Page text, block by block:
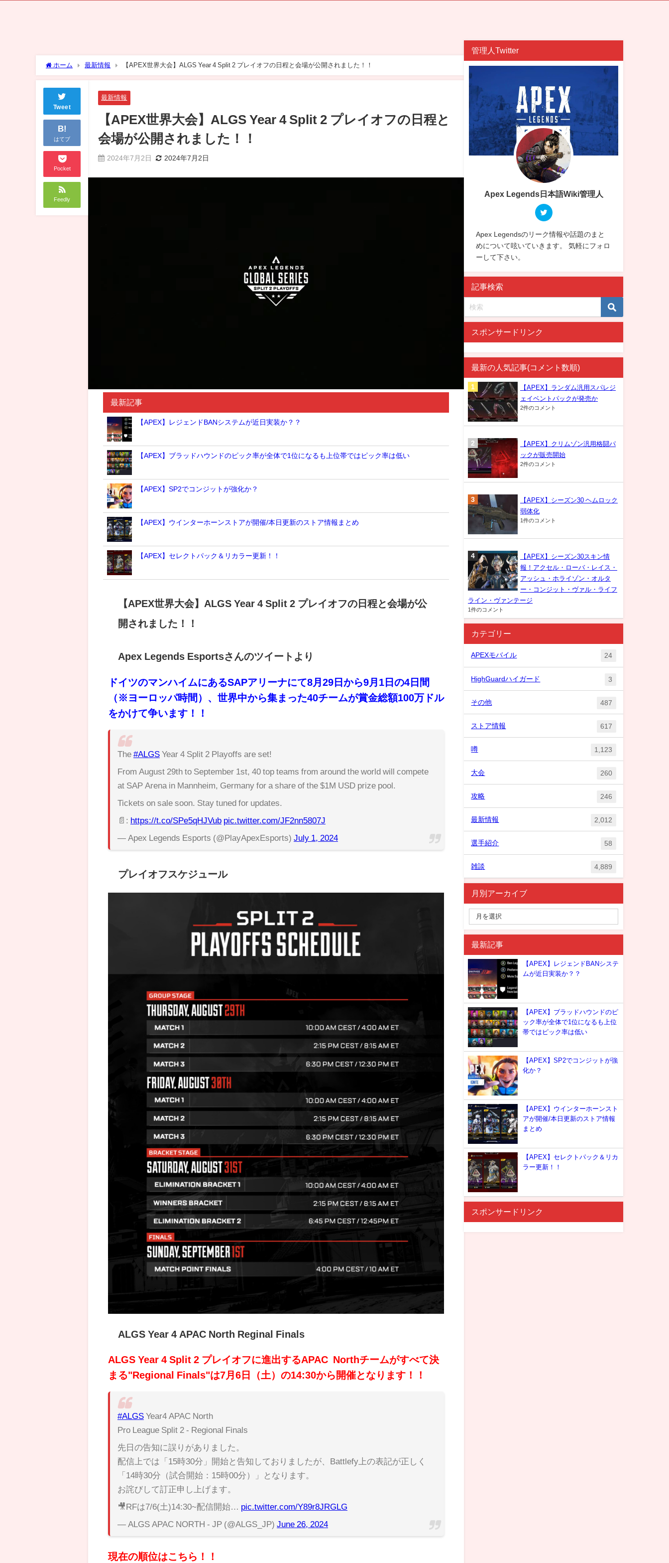
ホーム 最新情報 【APEX世界大会】ALGS Year 4 Split 2 プレイオフの日程と会場が公開されました！！
Tweet
B!
はてブ
Pocket
Feedly
最新情報
【APEX世界大会】ALGS Year 4 Split 2 プレイオフの日程と
会場が公開されました！！
2024年7月2日 2024年7月2日
最新記事
【APEX】レジェンドBANシステムが近日実装か？？
【APEX】ブラッドハウンドのピック率が全体で1位になるも上位帯ではピック率は低い
【APEX】SP2でコンジットが強化か？
【APEX】ウインターホーンストアが開催/本日更新のストア情報まとめ
【APEX】セレクトパック＆リカラー更新！！
【APEX世界大会】ALGS Year 4 Split 2 プレイオフの日程と会場が公
開されました！！
Apex Legends Esportsさんのツイートより
ドイツのマンハイムにあるSAPアリーナにて8月29日から9月1日の4日間
（※ヨーロッパ時間）、世界中から集まった40チームが賞金総額100万ドル
をかけて争います！！
The #ALGS Year 4 Split 2 Playoffs are set!
From August 29th to September 1st, 40 top teams from around the world will compete
at SAP Arena in Mannheim, Germany for a share of the $1M USD prize pool.
Tickets on sale soon. Stay tuned for updates.
📄: https://t.co/SPe5qHJVub pic.twitter.com/JF2nn5807J
— Apex Legends Esports (@PlayApexEsports) July 1, 2024
プレイオフスケジュール
ALGS Year 4 APAC North Reginal Finals
ALGS Year 4 Split 2 プレイオフに進出するAPAC Northチームがすべて決
まる"Regional Finals"は7月6日（土）の14:30から開催となります！！
#ALGS Year4 APAC North
Pro League Split 2 - Regional Finals
先日の告知に誤りがありました。
配信上では「15時30分」開始と告知しておりましたが、Battlefy上の表記が正しく
「14時30分（試合開始：15時00分）」となります。
お詫びして訂正申し上げます。
🎥RFは7/6(土)14:30~配信開始… pic.twitter.com/Y89r8JRGLG
— ALGS APAC NORTH - JP (@ALGS_JP) June 26, 2024
現在の順位はこちら！！
管理人Twitter
Apex Legends日本語Wiki管理人
Apex Legendsのリーク情報や話題のまと
めについて呟いていきます。 気軽にフォロ
ーして下さい。
記事検索
スポンサードリンク
最新の人気記事(コメント数順)
【APEX】ランダム汎用スパレジ
ェイベントパックが発売か
2件のコメント
【APEX】クリムゾン汎用格闘パ
ックが販売開始
2件のコメント
【APEX】シーズン30 ヘムロック
弱体化
1件のコメント
【APEX】シーズン30スキン情
報！アクセル・ローバ・レイス・
アッシュ・ホライゾン・オルタ
ー・コンジット・ヴァル・ライフ
ライン・ヴァンテージ
1件のコメント
カテゴリー
APEXモバイル 24
HighGuardハイガード 3
その他 487
ストア情報 617
噂 1,123
大会 260
攻略 246
最新情報 2,012
選手紹介 58
雑談 4,889
月別アーカイブ
最新記事
【APEX】レジェンドBANシステ
ムが近日実装か？？
【APEX】ブラッドハウンドのピ
ック率が全体で1位になるも上位
帯ではピック率は低い
【APEX】SP2でコンジットが強
化か？
【APEX】ウインターホーンスト
アが開催/本日更新のストア情報
まとめ
【APEX】セレクトパック＆リカ
ラー更新！！
スポンサードリンク